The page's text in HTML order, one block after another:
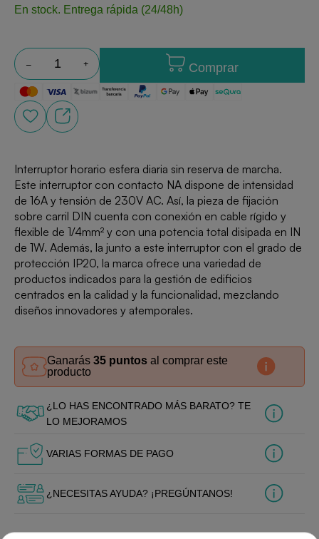
En stock. Entrega rápida (24/48h)
Comprar
Interruptor horario esfera diaria sin reserva de marcha.
Este interruptor con contacto NA dispone de intensidad
de 16A y tensión de 230V AC. Así, la pieza de fijación
sobre carril DIN cuenta con conexión en cable rígido y
flexible de 1/4mm² y con una potencia total disipada en IN
de 1W. Además, la junto a este interruptor con el grado de
protección IP20, la marca ofrece una variedad de
productos indicados para la gestión de edificios
centrados en la calidad y la funcionalidad, mezclando
diseños innovadores y atemporales.
Ganarás 35 puntos al comprar este
producto
¿LO HAS ENCONTRADO MÁS BARATO? TE
LO MEJORAMOS
VARIAS FORMAS DE PAGO
¿NECESITAS AYUDA? ¡PREGÚNTANOS!